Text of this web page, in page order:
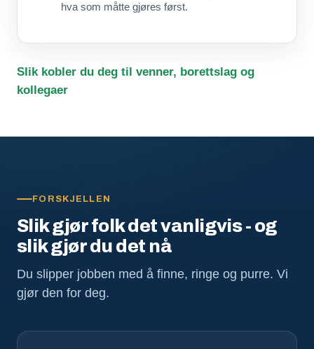
hva som måtte gjøres først.
Slik kobler du deg til venner, borettslag og
kollegaer
FORSKJELLEN
Slik gjør folk det vanligvis - og
slik gjør du det nå
Du slipper jobben med å finne, ringe og purre. Vi
gjør den for deg.